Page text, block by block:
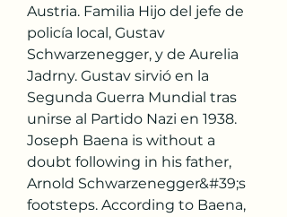
Austria. Familia Hijo del jefe de
policía local, Gustav
Schwarzenegger, y de Aurelia
Jadrny. Gustav sirvió en la
Segunda Guerra Mundial tras
unirse al Partido Nazi en 1938.
Joseph Baena is without a
doubt following in his father,
Arnold Schwarzenegger&#39;s
footsteps. According to Baena,